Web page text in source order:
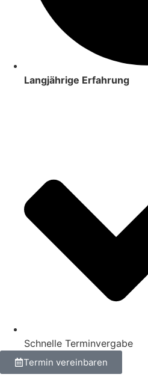
Langjährige Erfahrung
Schnelle Terminvergabe
Termin vereinbaren